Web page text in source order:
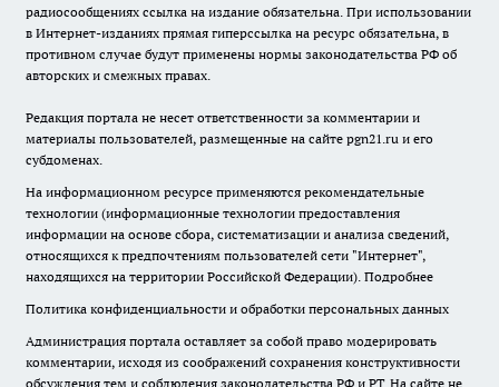
радиосообщениях ссылка на издание обязательна. При использовании
в Интернет-изданиях прямая гиперссылка на ресурс обязательна, в
противном случае будут применены нормы законодательства РФ об
авторских и смежных правах.
Редакция портала не несет ответственности за комментарии и
материалы пользователей, размещенные на сайте pgn21.ru и его
субдоменах.
На информационном ресурсе применяются рекомендательные
технологии (информационные технологии предоставления
информации на основе сбора, систематизации и анализа сведений,
относящихся к предпочтениям пользователей сети "Интернет",
находящихся на территории Российской Федерации). Подробнее
Политика конфиденциальности и обработки персональных данных
Администрация портала оставляет за собой право модерировать
комментарии, исходя из соображений сохранения конструктивности
обсуждения тем и соблюдения законодательства РФ и РТ. На сайте не